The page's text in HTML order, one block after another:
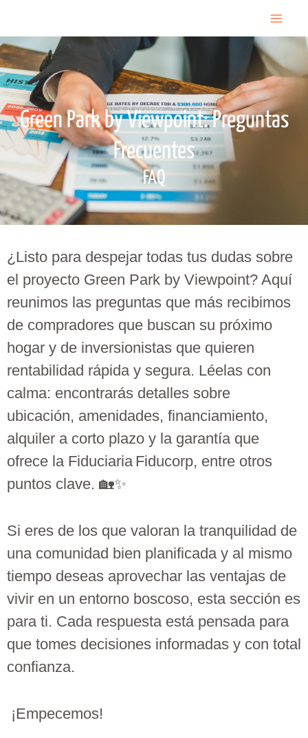
al
contenido
Green Park by Viewpoint: Preguntas
Frecuentes
FAQ
¿Listo para despejar todas tus dudas sobre
el proyecto Green Park by Viewpoint? Aquí
reunimos las preguntas que más recibimos
de compradores que buscan su próximo
hogar y de inversionistas que quieren
rentabilidad rápida y segura. Léelas con
calma: encontrarás detalles sobre
ubicación, amenidades, financiamiento,
alquiler a corto plazo y la garantía que
ofrece la Fiduciaria Fiducorp, entre otros
puntos clave. 🏡✨
Si eres de los que valoran la tranquilidad de
una comunidad bien planificada y al mismo
tiempo deseas aprovechar las ventajas de
vivir en un entorno boscoso, esta sección es
para ti. Cada respuesta está pensada para
que tomes decisiones informadas y con total
confianza.
¡Empecemos!